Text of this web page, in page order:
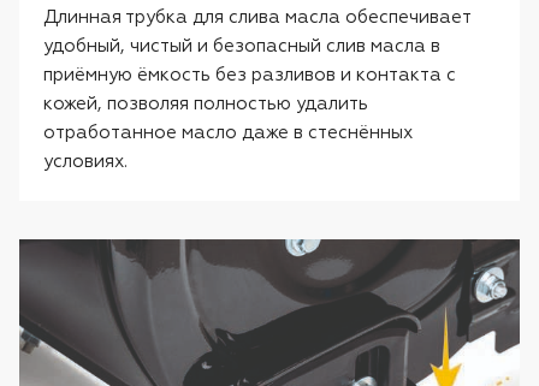
Длинная трубка для слива масла обеспечивает
удобный, чистый и безопасный слив масла в
приёмную ёмкость без разливов и контакта с
кожей, позволяя полностью удалить
отработанное масло даже в стеснённых
условиях.